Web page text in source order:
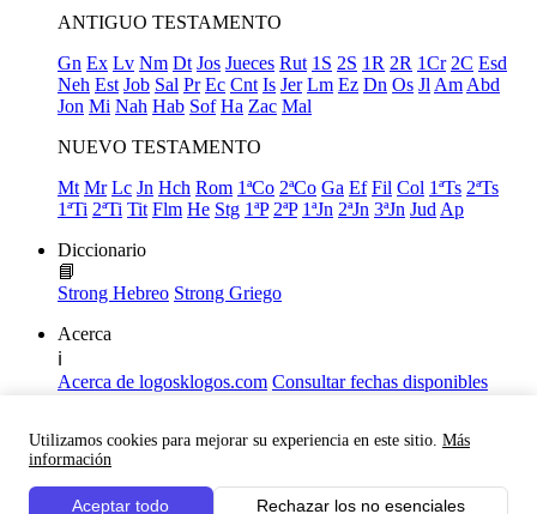
Utilizamos cookies para mejorar su experiencia en este sitio. Más
información
Aceptar todo Rechazar los no esenciales
ANTIGUO TESTAMENTO
Gn Ex Lv Nm Dt Jos Jueces Rut 1S 2S 1R 2R 1Cr 2C Esd
Neh Est Job Sal Pr Ec Cnt Is Jer Lm Ez Dn Os Jl Am Abd
Jon Mi Nah Hab Sof Ha Zac Mal
NUEVO TESTAMENTO
Mt Mr Lc Jn Hch Rom 1ªCo 2ªCo Ga Ef Fil Col 1ªTs 2ªTs
1ªTi 2ªTi Tit Flm He Stg 1ªP 2ªP 1ªJn 2ªJn 3ªJn Jud Ap
Diccionario
📘
Strong Hebreo Strong Griego
Acerca
ℹ️
Acerca de logosklogos.com Consultar fechas disponibles
Links útiles
Facebook